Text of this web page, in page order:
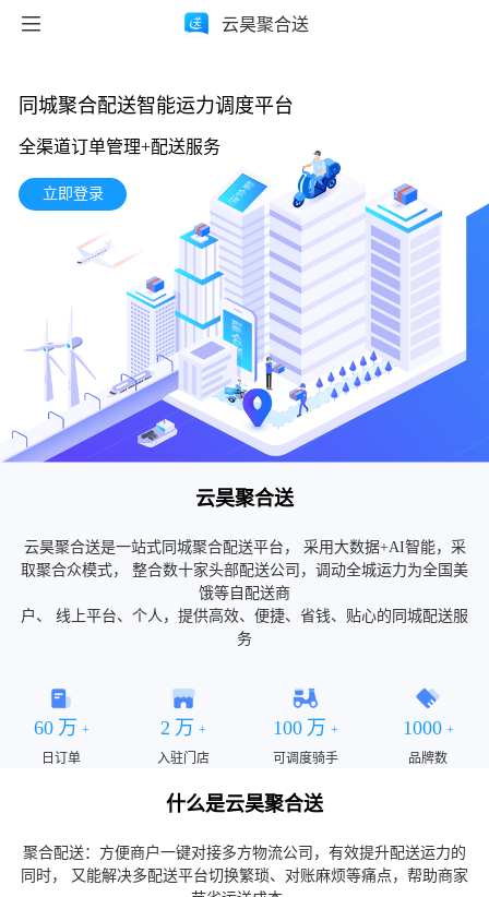
云昊聚合送
同城聚合配送智能运力调度平台
全渠道订单管理+配送服务
立即登录
云昊聚合送
云昊聚合送是一站式同城聚合配送平台， 采用大数据+AI智能，采
取聚合众模式， 整合数十家头部配送公司，调动全城运力为全国美
饿等自配送商
户、 线上平台、个人，提供高效、便捷、省钱、贴心的同城配送服
务
60 万 +
日订单
2 万 +
入驻门店
100 万 +
可调度骑手
1000 +
品牌数
什么是云昊聚合送
聚合配送：方便商户一键对接多方物流公司，有效提升配送运力的
同时， 又能解决多配送平台切换繁琐、对账麻烦等痛点，帮助商家